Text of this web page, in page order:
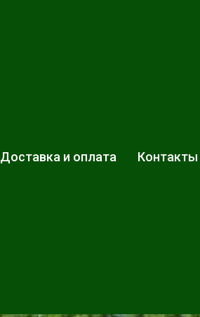
Доставка и оплата Контакты